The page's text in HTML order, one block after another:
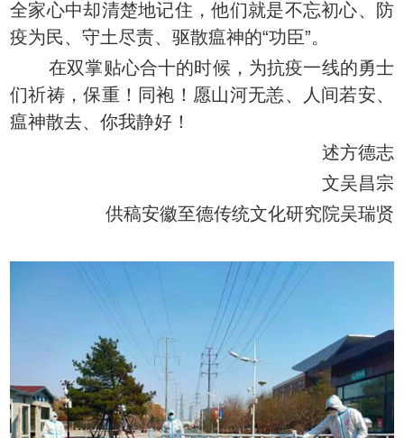
全家心中却清楚地记住，他们就是不忘初心、防
疫为民、守土尽责、驱散瘟神的“功臣”。
在双掌贴心合十的时候，为抗疫一线的勇士
们祈祷，保重！同袍！愿山河无恙、人间若安、
瘟神散去、你我静好！
述方德志
文吴昌宗
供稿安徽至德传统文化研究院吴瑞贤